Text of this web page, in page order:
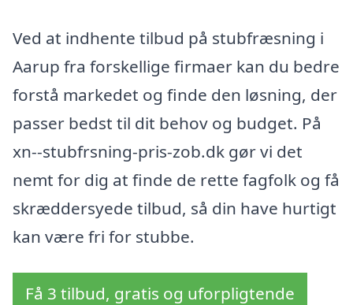
Ved at indhente tilbud på stubfræsning i
Aarup fra forskellige firmaer kan du bedre
forstå markedet og finde den løsning, der
passer bedst til dit behov og budget. På
xn--stubfrsning-pris-zob.dk gør vi det
nemt for dig at finde de rette fagfolk og få
skræddersyede tilbud, så din have hurtigt
kan være fri for stubbe.
Få 3 tilbud, gratis og uforpligtende